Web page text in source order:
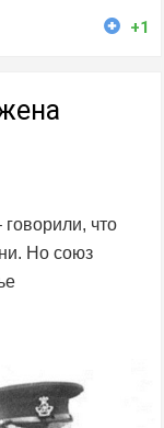
+1
что
Но союз